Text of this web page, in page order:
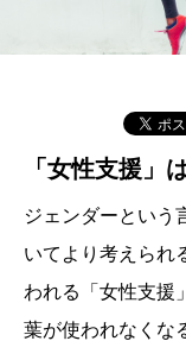
「女性支援」
ジェンダーという
いてより考えられ
われる「女性支援
葉が使われなくな